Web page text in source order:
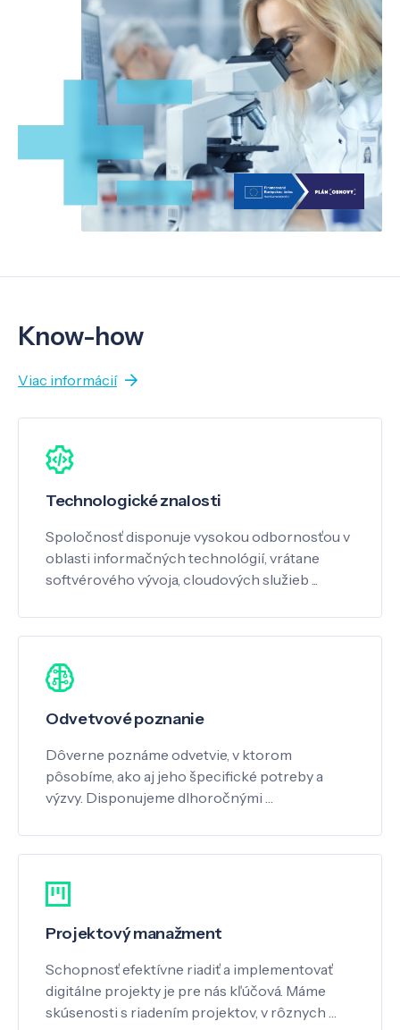
Know-how
Viac informácií
Technologické znalosti
Spoločnosť disponuje vysokou odbornosťou v
oblasti informačných technológií, vrátane
softvérového vývoja, cloudových služieb ...
Odvetvové poznanie
Dôverne poznáme odvetvie, v ktorom
pôsobíme, ako aj jeho špecifické potreby a
výzvy. Disponujeme dlhoročnými …
Projektový manažment
Schopnosť efektívne riadiť a implementovať
digitálne projekty je pre nás kľúčová. Máme
skúsenosti s riadením projektov, v rôznych …